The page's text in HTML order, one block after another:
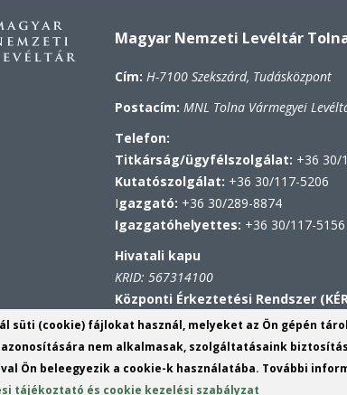
Magyar Nemzeti Levéltár
Cím: H-7100 Szekszárd, Tudásközpont
Postacím: MNL Tolna Vármegyei
Telefon:
Titkárság/ügyfélszolgálat: +36 30/
Kutatószolgálat: +36 30/117-5206
Igazgató: +36 30/289-8874
Igazgatóhelyettes: +36 30/117-5156
Hivatali kapu
KRID: 567314100
Központi Érkeztetési Rendszer
azonosító: MNL TVL
KRID: 113809158
E-mail:tvl@mnl.gov.hu(link
süti (cookie) fájlokat használ, melyeket az Ön gépén
nem alkalmasak, szolgáltatásaink
Ön beleegyezik a cookie-k használatába. További
tájékoztató és cookie kezelési szabályzat